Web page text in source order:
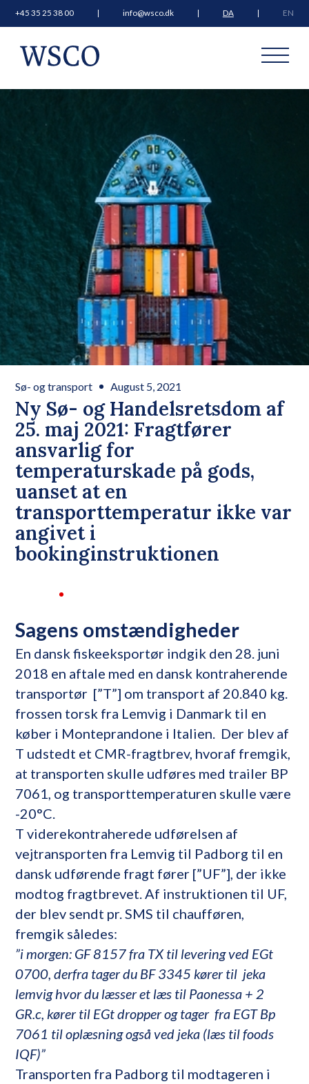
+45 35 25 38 00 info@wsco.dk DA EN
Ny Sø- og Handelsretsdom af
25. maj 2021: Fragtfører
ansvarlig for
temperaturskade på gods,
uanset at en
transporttemperatur ikke var
angivet i
bookinginstruktionen
Sø- og transport August 5, 2021
Sagens omstændigheder
En dansk fiskeeksportør indgik den 28. juni
2018 en aftale med en dansk kontraherende
transportør [”T”] om transport af 20.840 kg.
frossen torsk fra Lemvig i Danmark til en
køber i Monteprandone i Italien. Der blev af
T udstedt et CMR-fragtbrev, hvoraf fremgik,
at transporten skulle udføres med trailer BP
7061, og transporttemperaturen skulle være
-20°C.
T viderekontraherede udførelsen af
vejtransporten fra Lemvig til Padborg til en
dansk udførende fragt fører [”UF”], der ikke
modtog fragtbrevet. Af instruktionen til UF,
der blev sendt pr. SMS til chaufføren,
fremgik således:
”i morgen: GF 8157 fra TX til levering ved EGt
0700, derfra tager du BF 3345 kører til jeka
lemvig hvor du læsser et læs til Paonessa + 2
GR.c, kører til EGt dropper og tager fra EGT Bp
7061 til oplæsning også ved jeka (læs til foods
IQF)”
Transporten fra Padborg til modtageren i